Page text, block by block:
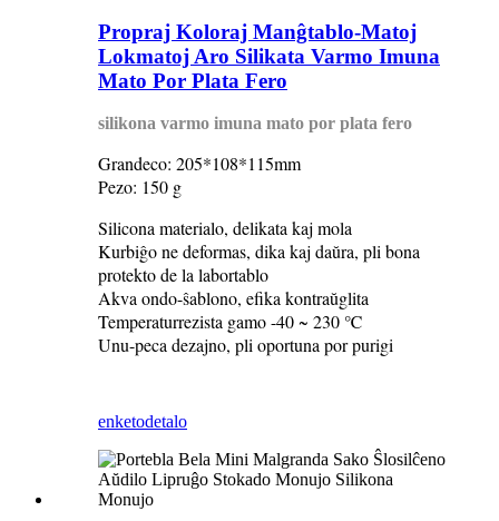
Propraj Koloraj Manĝtablo-Matoj
Lokmatoj Aro Silikata Varmo Imuna
Mato Por Plata Fero
silikona varmo imuna mato por plata fero
Grandeco: 205*108*115mm
Pezo: 150 g
Silicona materialo, delikata kaj mola
Kurbiĝo ne deformas, dika kaj daŭra, pli bona
protekto de la labortablo
Akva ondo-ŝablono, efika kontraŭglita
Temperaturrezista gamo -40 ~ 230 ℃
Unu-peca dezajno, pli oportuna por purigi
enketodetalo